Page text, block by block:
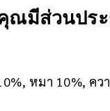
ณมีส่วนปร
หมา 10%, ค